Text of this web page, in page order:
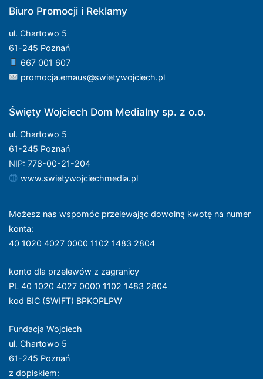
Biuro Promocji i Reklamy
ul. Chartowo 5
61-245 Poznań
667 001 607
promocja.emaus@swietywojciech.pl
Święty Wojciech Dom Medialny sp. z o.o.
ul. Chartowo 5
61-245 Poznań
NIP: 778-00-21-204
www.swietywojciechmedia.pl
Możesz nas wspomóc przelewając dowolną kwotę na numer
konta:
40 1020 4027 0000 1102 1483 2804
konto dla przelewów z zagranicy
PL 40 1020 4027 0000 1102 1483 2804
kod BIC (SWIFT) BPKOPLPW
Fundacja Wojciech
ul. Chartowo 5
61-245 Poznań
z dopiskiem: